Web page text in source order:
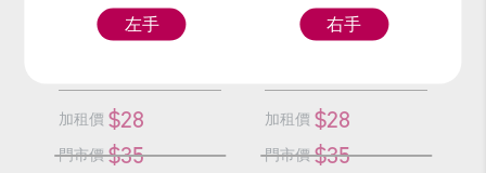
加租價 $28
門市價 $35
加租價 $28
門市價 $35
左手 右手